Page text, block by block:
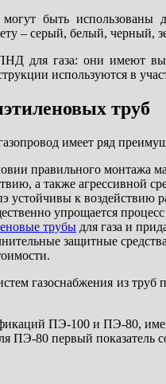
быть
– серый, белый, черный,
для газа: они имеют
используются в
труб
имеет ряд
правильного монтажа
а также агрессивной
устойчивы к воздействию
упрощается
трубы для газа и
защитные
газоснабжения из труб
ПЭ-100 и ПЭ-80,
ПЭ-80 первый показатель